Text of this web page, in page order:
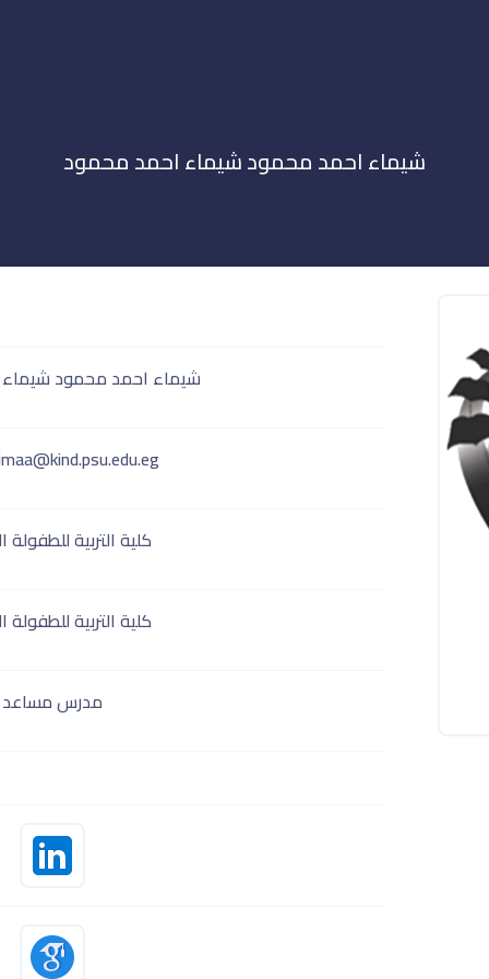
شيماء احمد محمود شيماء احمد محمود
شيماء احمد محمود
كلية التربية للطفولة
كلية التربية للطفولة
مدرس مساعد